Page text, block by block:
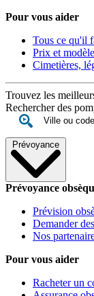
Pour vous aider
Tous ce qu'il
Prix et
Cimetières,
Trouvez les
Rechercher des
Prévoyance
Prévoyance
Prévision
Demander
Nos
Pour vous aider
Racheter un